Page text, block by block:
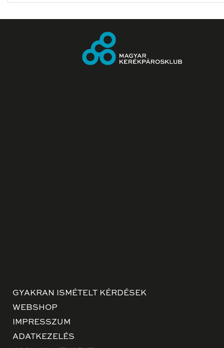
GYAKRAN ISMÉTELT KÉRDÉSEK
WEBSHOP
IMPRESSZUM
ADATKEZELÉS